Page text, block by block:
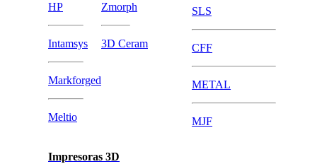
HP
Intamsys
Markforged
Meltio
Zmorph
3D Ceram
Impresoras 3D
SLS
CFF
METAL
MJF